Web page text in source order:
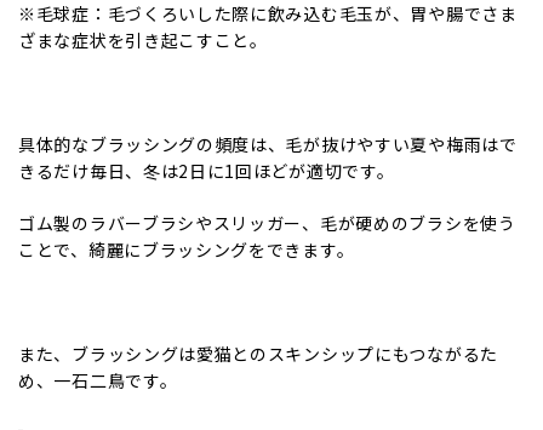
※毛球症：毛づくろいした際に飲み込む毛玉が、胃や腸でさま
ざまな症状を引き起こすこと。
具体的なブラッシングの頻度は、毛が抜けやすい夏や梅雨はで
きるだけ毎日、冬は2日に1回ほどが適切です。
ゴム製のラバーブラシやスリッガー、毛が硬めのブラシを使う
ことで、綺麗にブラッシングをできます。
また、ブラッシングは愛猫とのスキンシップにもつながるた
め、一石二鳥です。